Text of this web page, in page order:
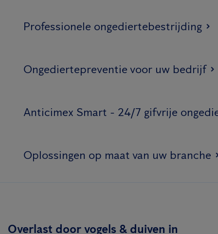
Professionele ongediertebestrijding
Ongediertepreventie voor uw bedrijf
Anticimex Smart - 24/7 gifvrije
Oplossingen op maat van uw branche
Overlast door vogels & duiven in